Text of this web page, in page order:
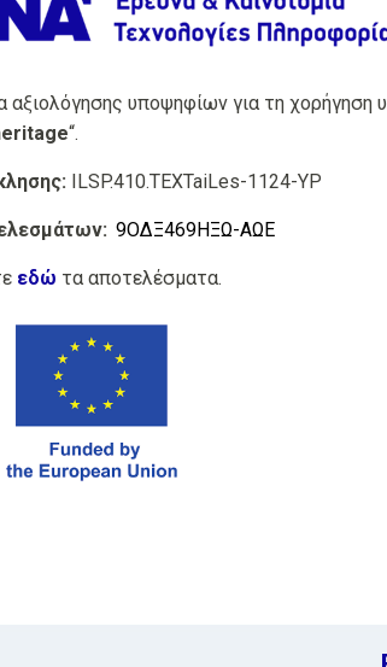
υποψηφίων για τη χορήγηση
“.
ILSP.410.TEXTaiLes-1124-YP
9ΟΔΞ469ΗΞΩ-ΑΩΕ
εδώ τα αποτελέσματα.